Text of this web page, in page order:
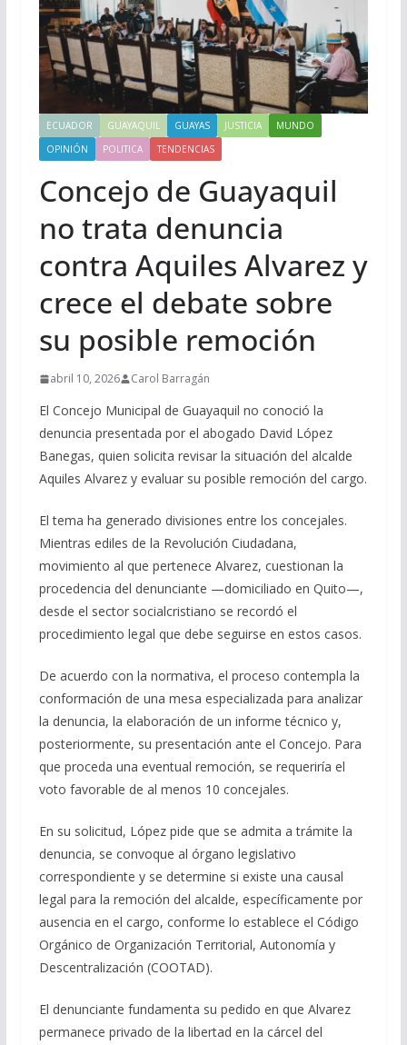
ECUADOR GUAYAQUIL GUAYAS JUSTICIA
MUNDO
OPINIÓN
POLITICA TENDENCIAS
Concejo de Guayaquil
no trata denuncia
contra Aquiles Alvarez y
crece el debate sobre
su posible remoción
abril 10, 2026 Carol Barragán
El Concejo Municipal de Guayaquil no conoció la
denuncia presentada por el abogado David López
Banegas, quien solicita revisar la situación del alcalde
Aquiles Alvarez y evaluar su posible remoción del cargo.
El tema ha generado divisiones entre los concejales.
Mientras ediles de la Revolución Ciudadana,
movimiento al que pertenece Alvarez, cuestionan la
procedencia del denunciante —domiciliado en Quito—,
desde el sector socialcristiano se recordó el
procedimiento legal que debe seguirse en estos casos.
De acuerdo con la normativa, el proceso contempla la
conformación de una mesa especializada para analizar
la denuncia, la elaboración de un informe técnico y,
posteriormente, su presentación ante el Concejo. Para
que proceda una eventual remoción, se requeriría el
voto favorable de al menos 10 concejales.
En su solicitud, López pide que se admita a trámite la
denuncia, se convoque al órgano legislativo
correspondiente y se determine si existe una causal
legal para la remoción del alcalde, específicamente por
ausencia en el cargo, conforme lo establece el Código
Orgánico de Organización Territorial, Autonomía y
Descentralización (COOTAD).
El denunciante fundamenta su pedido en que Alvarez
permanece privado de la libertad en la cárcel del